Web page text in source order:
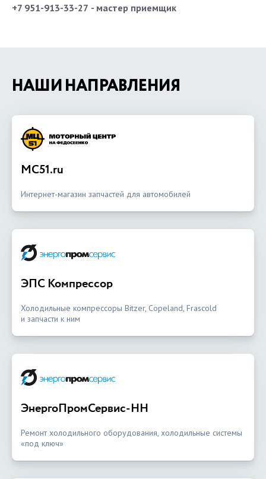
+7 951-913-33-27 - мастер приемщик
НАШИ НАПРАВЛЕНИЯ
MC51.ru
Интернет-магазин запчастей для автомобилей
ЭПС Компрессор
Холодильные компрессоры Bitzer, Copeland, Frascold
и запчасти к ним
ЭнергоПромСервис-НН
Ремонт холодильного оборудования, холодильные системы
«под ключ»